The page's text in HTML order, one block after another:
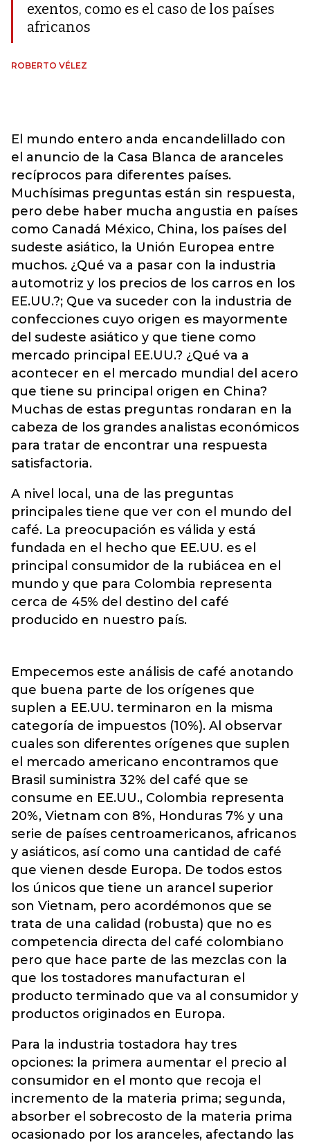
exentos, como es el caso de los países
africanos
ROBERTO VÉLEZ
El mundo entero anda encandelillado con
el anuncio de la Casa Blanca de aranceles
recíprocos para diferentes países.
Muchísimas preguntas están sin respuesta,
pero debe haber mucha angustia en países
como Canadá México, China, los países del
sudeste asiático, la Unión Europea entre
muchos. ¿Qué va a pasar con la industria
automotriz y los precios de los carros en los
EE.UU.?; Que va suceder con la industria de
confecciones cuyo origen es mayormente
del sudeste asiático y que tiene como
mercado principal EE.UU.? ¿Qué va a
acontecer en el mercado mundial del acero
que tiene su principal origen en China?
Muchas de estas preguntas rondaran en la
cabeza de los grandes analistas económicos
para tratar de encontrar una respuesta
satisfactoria.
A nivel local, una de las preguntas
principales tiene que ver con el mundo del
café. La preocupación es válida y está
fundada en el hecho que EE.UU. es el
principal consumidor de la rubiácea en el
mundo y que para Colombia representa
cerca de 45% del destino del café
producido en nuestro país.
Empecemos este análisis de café anotando
que buena parte de los orígenes que
suplen a EE.UU. terminaron en la misma
categoría de impuestos (10%). Al observar
cuales son diferentes orígenes que suplen
el mercado americano encontramos que
Brasil suministra 32% del café que se
consume en EE.UU., Colombia representa
20%, Vietnam con 8%, Honduras 7% y una
serie de países centroamericanos, africanos
y asiáticos, así como una cantidad de café
que vienen desde Europa. De todos estos
los únicos que tiene un arancel superior
son Vietnam, pero acordémonos que se
trata de una calidad (robusta) que no es
competencia directa del café colombiano
pero que hace parte de las mezclas con la
que los tostadores manufacturan el
producto terminado que va al consumidor y
productos originados en Europa.
Para la industria tostadora hay tres
opciones: la primera aumentar el precio al
consumidor en el monto que recoja el
incremento de la materia prima; segunda,
absorber el sobrecosto de la materia prima
ocasionado por los aranceles, afectando las